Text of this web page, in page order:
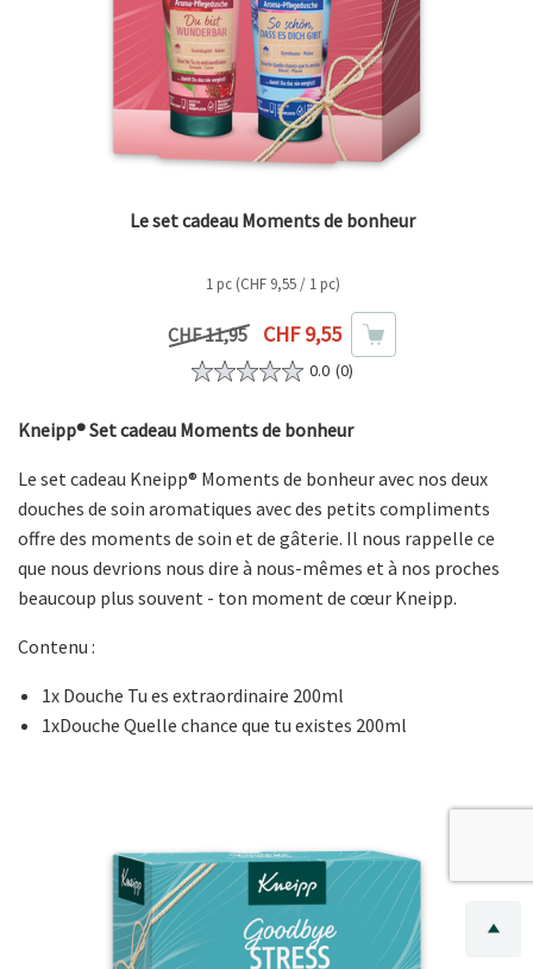
Le set cadeau Moments de bonheur
1 pc (CHF 9,55 / 1 pc)
Prix précédent
CHF 11,95 Prix actuel
CHF 9,55
0.0 (0)
Kneipp® Set cadeau Moments de bonheur
Le set cadeau Kneipp® Moments de bonheur avec nos deux
douches de soin aromatiques avec des petits compliments
offre des moments de soin et de gâterie. Il nous rappelle ce
que nous devrions nous dire à nous-mêmes et à nos proches
beaucoup plus souvent - ton moment de cœur Kneipp.
Contenu :
1x Douche Tu es extraordinaire 200ml
1xDouche Quelle chance que tu existes 200ml